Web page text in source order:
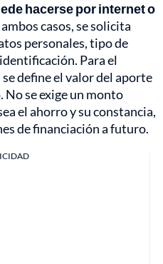
hacerse por internet o
ambos casos, se solicita
personales, tipo de
Para el
define el valor del aporte
se exige un monto
el ahorro y su constancia,
de financiación a futuro.